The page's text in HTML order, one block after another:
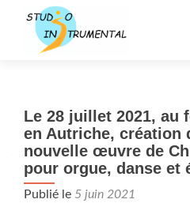
Le 28 juillet 2021, au
en Autriche, création
nouvelle œuvre de
pour orgue, danse et
Publié le 5 juin 2021